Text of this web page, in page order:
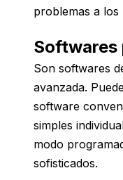
problemas a los
Softwares
Son softwares
avanzada.
software
simples
modo
sofisticados.